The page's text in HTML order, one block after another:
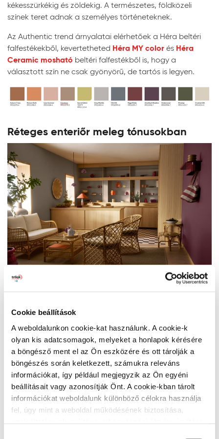
Cookie beállítások
A weboldalunkon cookie-kat használunk. A cookie-k
olyan kis adatcsomagok, melyeket a honlapok kérésére
a böngésző ment el az Ön eszközére és ott tárolják a
böngészés során keletkezett, számukra releváns
információkat, így például megjegyzik az Ön egyéni
beállításait vagy azonosítják Önt. A cookie-kban tárolt
információkat weboldalunk különböző célokra használja
fel, úgy mint a weboldal működésének biztosítása,
kékesszürkékig és zöldekig. A természetes, földközeli
színek teret adnak a személyes történeteknek.
Az Authentic trend árnyalatai elérhetőek a Héra beltéri
falfestékekből, kevertetheted Héra MY color és Héra
Ceramic mosható beltéri falfestékből is, hogy a
választott szín ne csak gyönyörű, de tartós is legyen.
Réteges enteriőr meleg tónusokban
Ebben a tágas nappali-konyhában a tompa,
tudatos zónázása ritmust és struktúrát ad a térnek.
A lime-zöld, púderrózsaszín, narancs és szilvaszín
kombinációja karakteres, mégis harmonikus palettát hoz
létre. Az Év Színe, a Secret Safari (PPG1110-4) jól működik
együtt több narancs árnyalattal, például Auburn Tress
(PPG1070-6), Roman Bath (PPG1198-5) és Lazy Summer